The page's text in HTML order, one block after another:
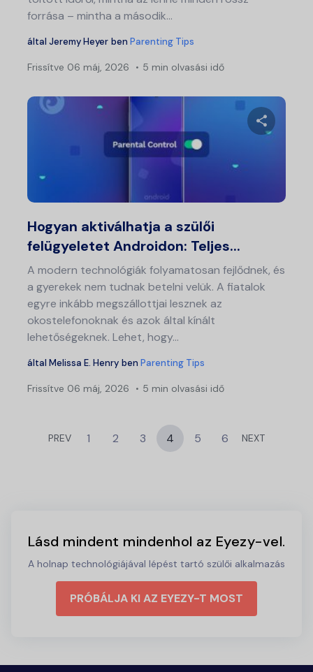
forrása – mintha a második...
által Jeremy Heyer ben Parenting Tips
Frissítve 06 máj, 2026 5 min olvasási idő
Hogyan aktiválhatja a szülői
felügyeletet Androidon: Teljes...
A modern technológiák folyamatosan fejlődnek, és
a gyerekek nem tudnak betelni velük. A fiatalok
egyre inkább megszállottjai lesznek az
okostelefonoknak és azok által kínált
lehetőségeknek. Lehet, hogy...
által Melissa E. Henry ben Parenting Tips
Frissítve 06 máj, 2026 5 min olvasási idő
PREV 1 2 3 4 5 6 NEXT
Lásd mindent mindenhol az Eyezy-vel.
A holnap technológiájával lépést tartó szülői alkalmazás
PRÓBÁLJA KI AZ EYEZY-T MOST